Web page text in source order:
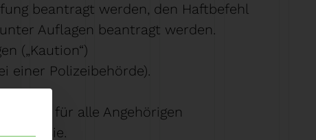
beantragt werden, den Haftbefehl
Auflagen beantragt werden.
(„Kaution“)
einer Polizeibehörde).
und für alle Angehörigen
für Sie.